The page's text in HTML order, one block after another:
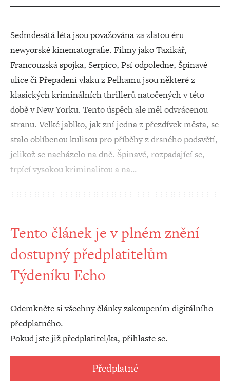
Sedmdesátá léta jsou považována za zlatou éru
newyorské kinematografie. Filmy jako Taxikář,
Francouzská spojka, Serpico, Psí odpoledne, Špinavé
ulice či Přepadení vlaku z Pelhamu jsou některé z
klasických kriminálních thrillerů natočených v této
době v New Yorku. Tento úspěch ale měl odvrácenou
stranu. Velké jablko, jak zní jedna z přezdívek města, se
stalo oblíbenou kulisou pro příběhy z drsného podsvětí,
jelikož se nacházelo na dně. Špinavé, rozpadající se,
trpící vysokou kriminalitou a na…
Tento článek je v plném znění
dostupný předplatitelům
Týdeníku Echo
Odemkněte si všechny články zakoupením digitálního
předplatného.
Pokud jste již předplatitel/ka, přihlaste se.
Předplatné